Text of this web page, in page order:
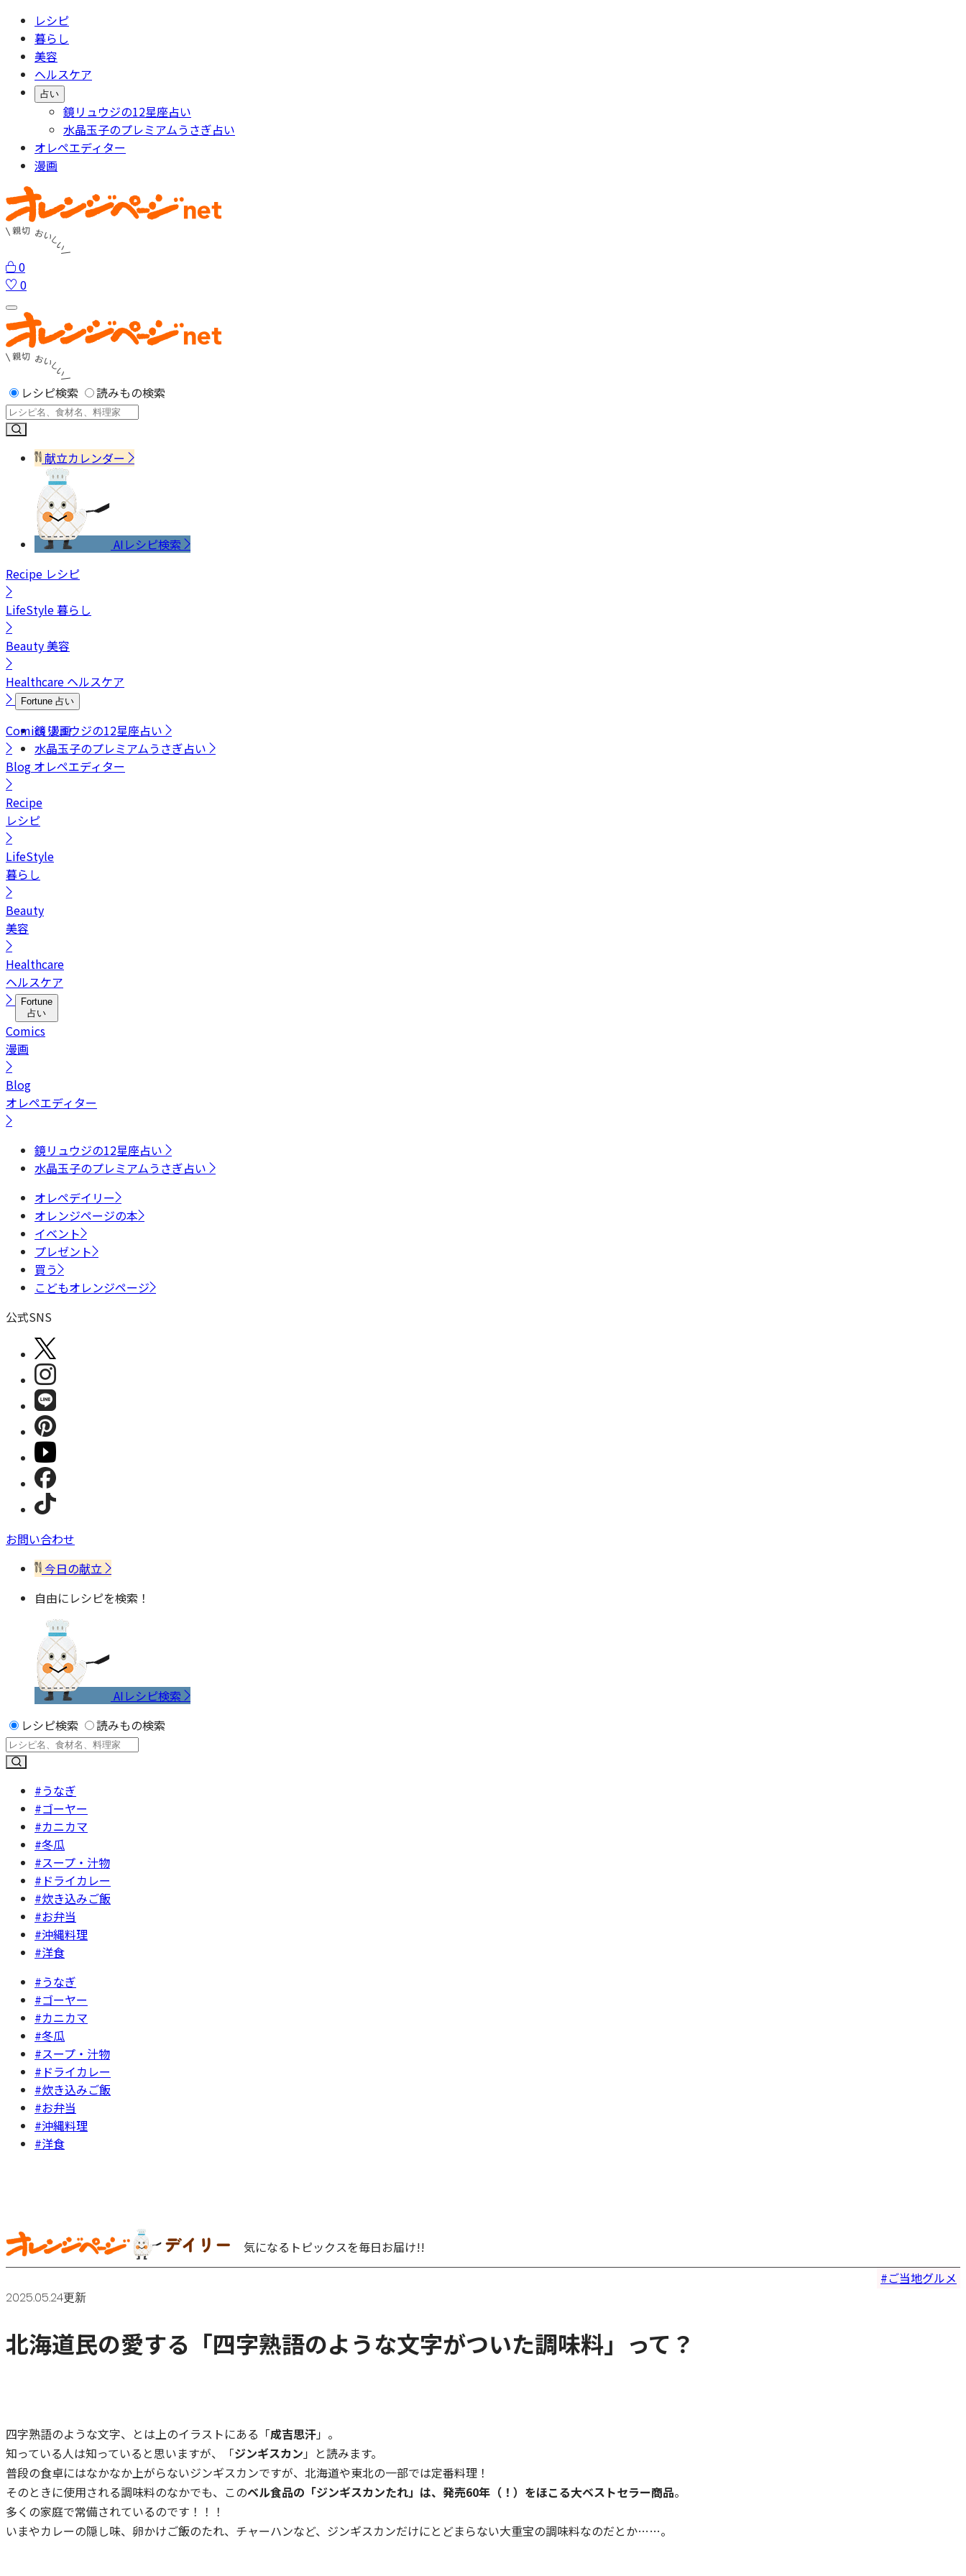
レシピ
暮らし
美容
ヘルスケア
占い
鏡リュウジの12星座占い
水晶玉子のプレミアムうさぎ占い
オレペエディター
漫画
0
0
レシピ検索 読みもの検索
献立カレンダー
AIレシピ検索
Recipe レシピ
LifeStyle暮らし
Beauty美容
Healthcare ヘルスケア
Fortune 占い
鏡リュウジの12星座占い
水晶玉子のプレミアムうさぎ占い
Comics漫画
Blog オレペエディター
Recipe
レシピ
LifeStyle
暮らし
Beauty
美容
Healthcare
ヘルスケア
Fortune
占い
Comics
漫画
Blog
オレペエディター
鏡リュウジの12星座占い
水晶玉子のプレミアムうさぎ占い
オレペデイリー
オレンジページの本
イベント
プレゼント
買う
こどもオレンジページ
公式SNS
お問い合わせ
今日の献立
自由にレシピを検索！
AIレシピ検索
レシピ検索
読みもの検索
#うなぎ
#ゴーヤー
#カニカマ
#冬瓜
#スープ・汁物
#ドライカレー
#炊き込みご飯
#お弁当
#沖縄料理
#洋食
#うなぎ
#ゴーヤー
#カニカマ
#冬瓜
#スープ・汁物
#ドライカレー
#炊き込みご飯
#お弁当
#沖縄料理
#洋食
気になるトピックスを毎日お届け!!
ご当地グルメ
2025.05.24更新
北海道民の愛する「四字熟語のような文字がついた調味料」って？
四字熟語のような文字、とは上のイラストにある「成吉思汗」。
知っている人は知っていると思いますが、「ジンギスカン」と読みます。
普段の食卓にはなかなか上がらないジンギスカンですが、北海道や東北の一部では定番料理！
そのときに使用される調味料のなかでも、このベル食品の「ジンギスカンたれ」は、発売60年（！）をほこる大ベストセラー商品。
多くの家庭で常備されているのです！！！
いまやカレーの隠し味、卵かけご飯のたれ、チャーハンなど、ジンギスカンだけにとどまらない大重宝の調味料なのだとか……。